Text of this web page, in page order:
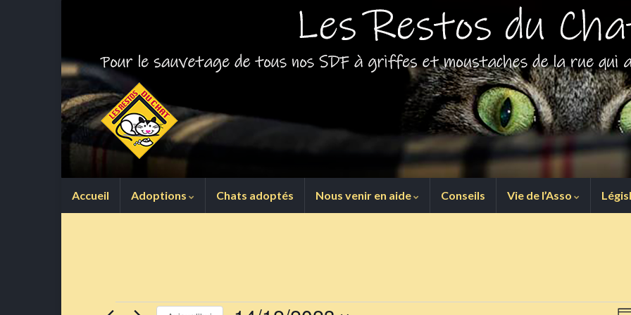
Accueil Adoptions Chats adoptés Nous venir en aide Conseils Vie de l’Asso